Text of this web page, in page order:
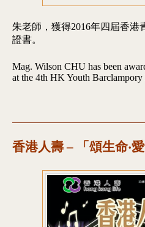
朱老師，獲得2016年四屆香港
證書。
Mag. Wilson CHU has been
at the 4th HK Youth Barclampory
香港人壽 – 「頌生命‧